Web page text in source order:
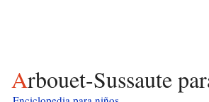
Arbouet-Sussaute